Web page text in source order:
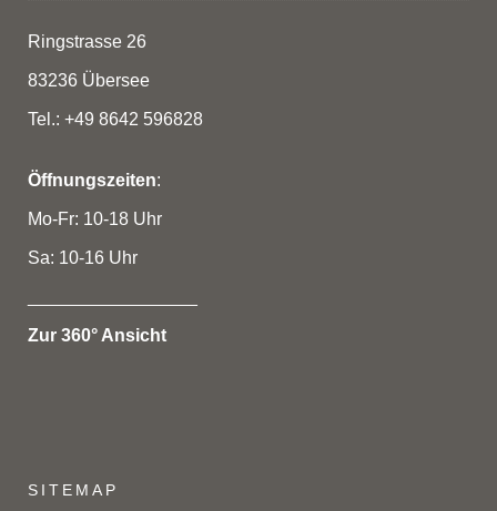
Ringstrasse 26
83236 Übersee
Tel.: +49 8642 596828
Öffnungszeiten:
Mo-Fr: 10-18 Uhr
Sa: 10-16 Uhr
Zur 360° Ansicht
SITEMAP